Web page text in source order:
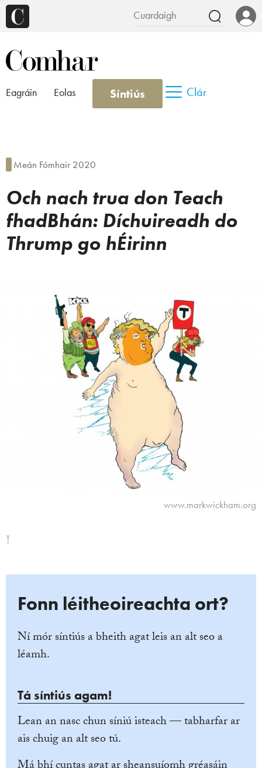
Eagráin Eolas Síntiús Clár
Och nach trua don Teach
fhadBhán: Díchuireadh do
Thrump go hÉirinn
Meán Fómhair 2020
www.markwickham.org
I
Fonn léitheoireachta ort?
Ní mór síntiús a bheith agat leis an alt seo a
léamh.
Tá síntiús agam!
Lean an nasc chun síniú isteach — tabharfar ar
ais chuig an alt seo tú.